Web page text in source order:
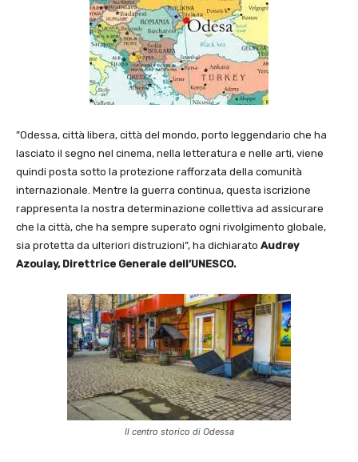
”Odessa, città libera, città del mondo, porto leggendario che ha
lasciato il segno nel cinema, nella letteratura e nelle arti, viene
quindi posta sotto la protezione rafforzata della comunità
internazionale. Mentre la guerra continua, questa iscrizione
rappresenta la nostra determinazione collettiva ad assicurare
che la città, che ha sempre superato ogni rivolgimento globale,
sia protetta da ulteriori distruzioni”, ha dichiarato Audrey
Azoulay, Direttrice Generale dell’UNESCO.
Il centro storico di Odessa